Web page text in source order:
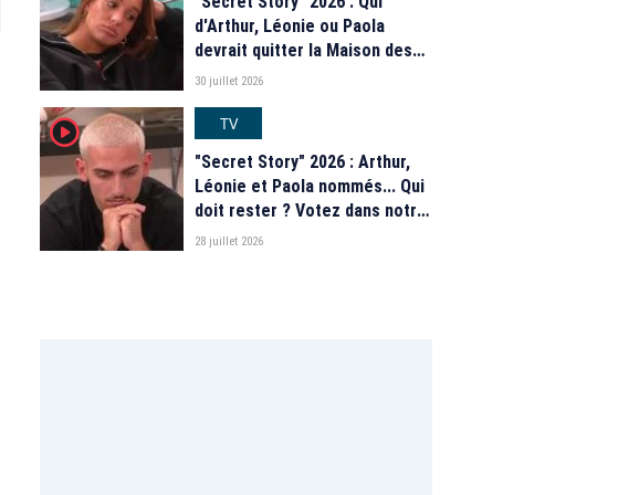
d'Arthur, Léonie ou Paola
devrait quitter la Maison des
secrets ce soir ? Les
30 juillet 2026
player2
TV
"Secret Story" 2026 : Arthur,
Léonie et Paola nommés... Qui
doit rester ? Votez dans notre
sondage
28 juillet 2026